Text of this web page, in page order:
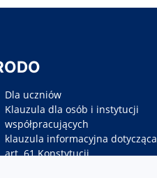
Dla uczniów
Klauzula dla osób i instytucji
współpracujących
klauzula informacyjna dotycząca
art. 61 Konstytucji